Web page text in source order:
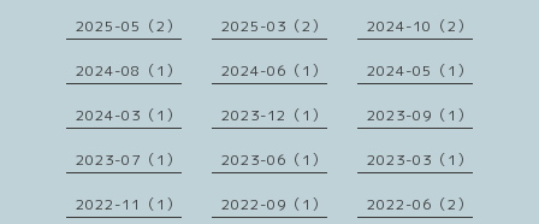
2025-05（2） 2025-03（2） 2024-10（2）
2024-08（1） 2024-06（1） 2024-05（1）
2024-03（1） 2023-12（1） 2023-09（1）
2023-07（1） 2023-06（1） 2023-03（1）
2022-11（1） 2022-09（1） 2022-06（2）